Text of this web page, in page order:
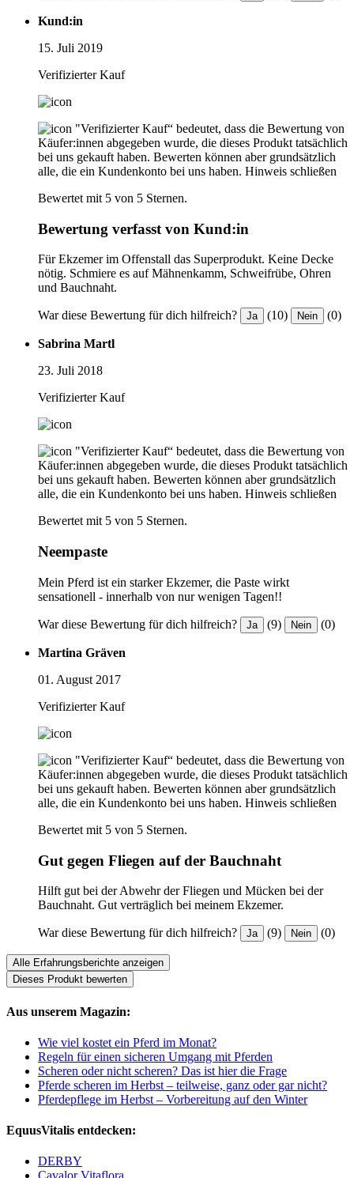
Kund:in
15. Juli 2019
Verifizierter Kauf
"Verifizierter Kauf“ bedeutet, dass die Bewertung von
Käufer:innen abgegeben wurde, die dieses Produkt tatsächlich
bei uns gekauft haben. Bewerten können aber grundsätzlich
alle, die ein Kundenkonto bei uns haben. Hinweis schließen
Bewertet mit 5 von 5 Sternen.
Bewertung verfasst von Kund:in
Für Ekzemer im Offenstall das Superprodukt. Keine Decke
nötig. Schmiere es auf Mähnenkamm, Schweifrübe, Ohren
und Bauchnaht.
War diese Bewertung für dich hilfreich? Ja (10) Nein (0)
Sabrina Martl
23. Juli 2018
Verifizierter Kauf
"Verifizierter Kauf“ bedeutet, dass die Bewertung von
Käufer:innen abgegeben wurde, die dieses Produkt tatsächlich
bei uns gekauft haben. Bewerten können aber grundsätzlich
alle, die ein Kundenkonto bei uns haben. Hinweis schließen
Bewertet mit 5 von 5 Sternen.
Neempaste
Mein Pferd ist ein starker Ekzemer, die Paste wirkt
sensationell - innerhalb von nur wenigen Tagen!!
War diese Bewertung für dich hilfreich? Ja (9) Nein (0)
Martina Gräven
01. August 2017
Verifizierter Kauf
"Verifizierter Kauf“ bedeutet, dass die Bewertung von
Käufer:innen abgegeben wurde, die dieses Produkt tatsächlich
bei uns gekauft haben. Bewerten können aber grundsätzlich
alle, die ein Kundenkonto bei uns haben. Hinweis schließen
Bewertet mit 5 von 5 Sternen.
Gut gegen Fliegen auf der Bauchnaht
Hilft gut bei der Abwehr der Fliegen und Mücken bei der
Bauchnaht. Gut verträglich bei meinem Ekzemer.
War diese Bewertung für dich hilfreich? Ja (9) Nein (0)
Alle Erfahrungsberichte anzeigen
Dieses Produkt bewerten
Aus unserem Magazin:
Wie viel kostet ein Pferd im Monat?
Regeln für einen sicheren Umgang mit Pferden
Scheren oder nicht scheren? Das ist hier die Frage
Pferde scheren im Herbst – teilweise, ganz oder gar nicht?
Pferdepflege im Herbst – Vorbereitung auf den Winter
EquusVitalis entdecken:
DERBY